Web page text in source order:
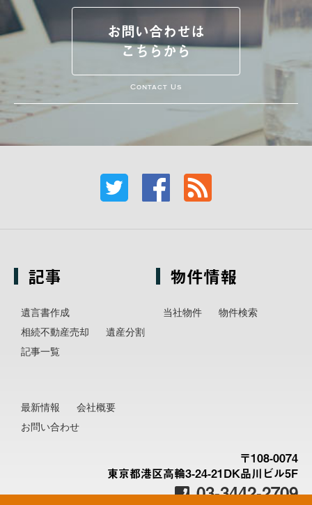
お問い合わせは
こちらから
Contact Us
記事
遺言書作成
相続不動産売却
遺産分割
記事一覧
物件情報
当社物件 物件検索
最新情報
会社概要
お問い合わせ
〒108-0074
東京都港区高輪3-24-21DK品川ビル5F
03-3442-2709